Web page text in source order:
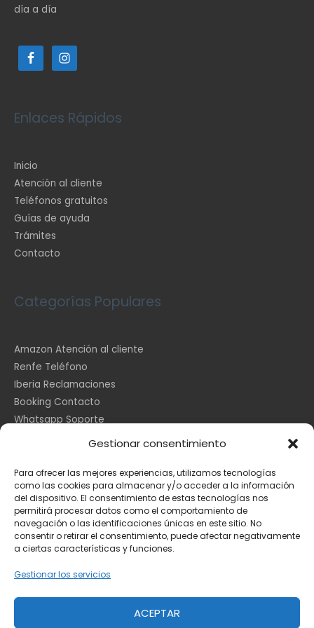
Gestionar consentimiento
Para ofrecer las mejores experiencias, utilizamos tecnologías
como las cookies para almacenar y/o acceder a la información
del dispositivo. El consentimiento de estas tecnologías nos
permitirá procesar datos como el comportamiento de
navegación o las identificaciones únicas en este sitio. No
consentir o retirar el consentimiento, puede afectar negativamente
a ciertas características y funciones.
Gestionar los servicios
ACEPTAR
día a día
Enlaces Rápidos
Inicio
Atención al cliente
Teléfonos gratuitos
Guías de ayuda
Trámites
Contacto
Categorías Populares
Amazon Atención al cliente
Renfe Teléfono
Iberia Reclamaciones
Booking Contacto
Whatsapp Soporte
Información Legal
Aviso Legal